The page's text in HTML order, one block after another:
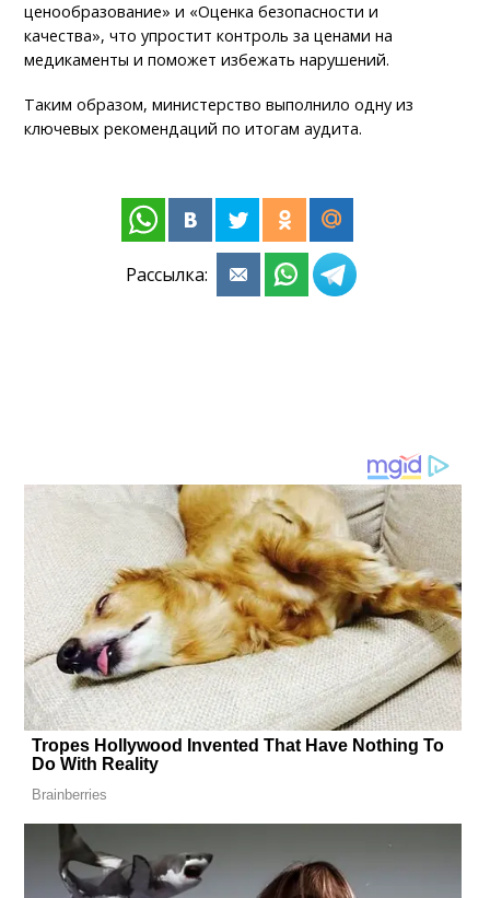
ценообразование» и «Оценка безопасности и
качества», что упростит контроль за ценами на
медикаменты и поможет избежать нарушений.
Таким образом, министерство выполнило одну из
ключевых рекомендаций по итогам аудита.
Рассылка: